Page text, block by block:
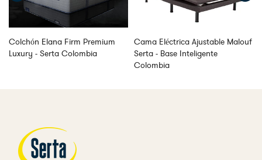
Colchón Elana Firm Premium
Luxury - Serta Colombia
Cama Eléctrica Ajustable Malouf
Serta - Base Inteligente
Colombia